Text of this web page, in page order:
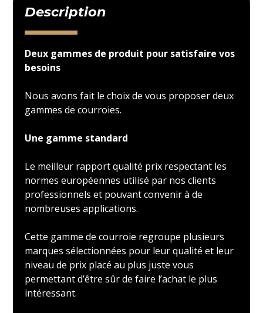
Description
Deux gammes de produit pour satisfaire vos
besoins
Nous avons fait le choix de vous proposer deux
gammes de courroies.
Une gamme standard
Le meilleur rapport qualité prix respectant les
normes européennes utilisé par nos clients
professionnels et pouvant convenir à de
nombreuses applications.
Cette gamme de courroie regroupe plusieurs
marques sélectionnées pour leur qualité et leur
niveau de prix placé au plus juste vous
permettant d’être sûr de faire l’achat le plus
intéressant.